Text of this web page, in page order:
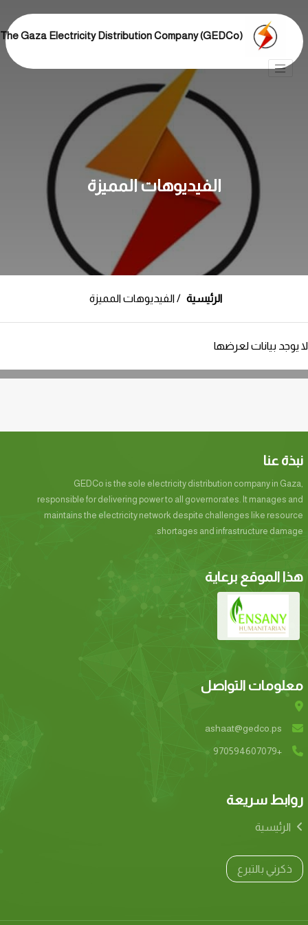
The Gaza Electricity Distribution Company (GEDCo)
الفيديوهات المميزة
الرئيسية الفيديوهات المميزة
لا يوجد بيانات لعرضها
نبذة عنا
GEDCo is the sole electricity distribution company in Gaza,
responsible for delivering power to all governorates. It manages and
maintains the electricity network despite challenges like resource
shortages and infrastructure damage.
هذا الموقع برعاية
معلومات التواصل
ashaat@gedco.ps
+970594607079
روابط سريعة
الرئيسية
ذكرني بالتبرع